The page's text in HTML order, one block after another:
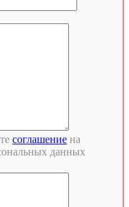
соглашение на
данных